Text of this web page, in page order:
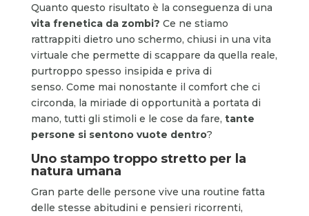
Quanto questo risultato è la conseguenza di una
vita frenetica da zombi? Ce ne stiamo
rattrappiti dietro uno schermo, chiusi in una vita
virtuale che permette di scappare da quella reale,
purtroppo spesso insipida e priva di
senso. Come mai nonostante il comfort che ci
circonda, la miriade di opportunità a portata di
mano, tutti gli stimoli e le cose da fare, tante
persone si sentono vuote dentro?
Uno stampo troppo stretto per la
natura umana
Gran parte delle persone vive una routine fatta
delle stesse abitudini e pensieri ricorrenti,